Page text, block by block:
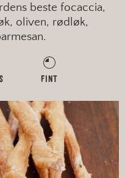
beste focaccia,
oliven, rødløk,
FINT